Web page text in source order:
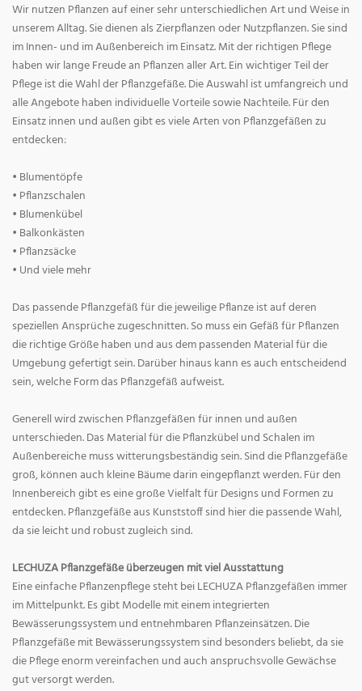
Wir nutzen Pflanzen auf einer sehr unterschiedlichen Art und Weise in
unserem Alltag. Sie dienen als Zierpflanzen oder Nutzpflanzen. Sie sind
im Innen- und im Außenbereich im Einsatz. Mit der richtigen Pflege
haben wir lange Freude an Pflanzen aller Art. Ein wichtiger Teil der
Pflege ist die Wahl der Pflanzgefäße. Die Auswahl ist umfangreich und
alle Angebote haben individuelle Vorteile sowie Nachteile. Für den
Einsatz innen und außen gibt es viele Arten von Pflanzgefäßen zu
entdecken:
• Blumentöpfe
• Pflanzschalen
• Blumenkübel
• Balkonkästen
• Pflanzsäcke
• Und viele mehr
Das passende Pflanzgefäß für die jeweilige Pflanze ist auf deren
speziellen Ansprüche zugeschnitten. So muss ein Gefäß für Pflanzen
die richtige Größe haben und aus dem passenden Material für die
Umgebung gefertigt sein. Darüber hinaus kann es auch entscheidend
sein, welche Form das Pflanzgefäß aufweist.
Generell wird zwischen Pflanzgefäßen für innen und außen
unterschieden. Das Material für die Pflanzkübel und Schalen im
Außenbereiche muss witterungsbeständig sein. Sind die Pflanzgefäße
groß, können auch kleine Bäume darin eingepflanzt werden. Für den
Innenbereich gibt es eine große Vielfalt für Designs und Formen zu
entdecken. Pflanzgefäße aus Kunststoff sind hier die passende Wahl,
da sie leicht und robust zugleich sind.
LECHUZA Pflanzgefäße überzeugen mit viel Ausstattung
Eine einfache Pflanzenpflege steht bei LECHUZA Pflanzgefäßen immer
im Mittelpunkt. Es gibt Modelle mit einem integrierten
Bewässerungssystem und entnehmbaren Pflanzeinsätzen. Die
Pflanzgefäße mit Bewässerungssystem sind besonders beliebt, da sie
die Pflege enorm vereinfachen und auch anspruchsvolle Gewächse
gut versorgt werden.